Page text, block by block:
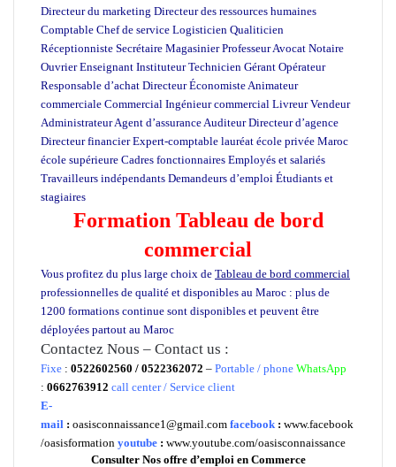
Directeur du marketing Directeur des ressources humaines
Comptable Chef de service Logisticien Qualiticien
Réceptionniste Secrétaire Magasinier Professeur Avocat Notaire
Ouvrier Enseignant Instituteur Technicien Gérant Opérateur
Responsable d’achat Directeur Économiste Animateur
commerciale Commercial Ingénieur commercial Livreur Vendeur
Administrateur Agent d’assurance Auditeur Directeur d’agence
Directeur financier Expert-comptable lauréat école privée Maroc
école supérieure Cadres fonctionnaires Employés et salariés
Travailleurs indépendants Demandeurs d’emploi Étudiants et
stagiaires
Formation Tableau de bord
commercial
Vous profitez du plus large choix de Tableau de bord commercial
professionnelles de qualité et disponibles au Maroc : plus de
1200 formations continue sont disponibles et peuvent être
déployées partout au Maroc
Contactez Nous – Contact us :
Fixe : 0522602560 / 0522362072 – Portable / phone WhatsApp
: 0662763912 call center / Service client
E-
mail : oasisconnaissance1@gmail.com facebook : www.facebook
/oasisformation youtube : www.youtube.com/oasisconnaissance
Consulter Nos offre d’emploi en Commerce